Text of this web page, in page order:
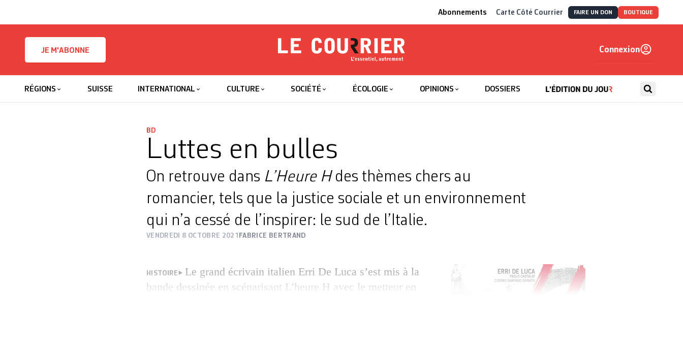
Abonnements Carte Côté Courrier FAIRE UN DON BOUTIQUE
JE M'ABONNE
Le Courrier
Connexion
RÉGIONS SUISSE INTERNATIONAL CULTURE SOCIÉTÉ ÉCOLOGIE OPINIONS DOSSIERS
BD
Luttes en bulles
On retrouve dans L’Heure Hdes thèmes chers au
romancier, tels que la justice sociale et un environnement
qui n’a cessé de l’inspirer: le sud de l’Italie.
VENDREDI 8 OCTOBRE 2021 FABRICE BERTRAND
HISTOIRE
Le grand écrivain italien Erri De Luca s’est mis à la
bande dessinée en scénarisant L’heure H avec le metteur en